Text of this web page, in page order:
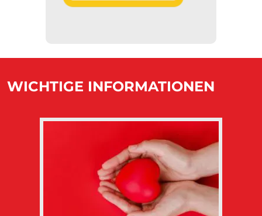
WICHTIGE INFORMATIONEN